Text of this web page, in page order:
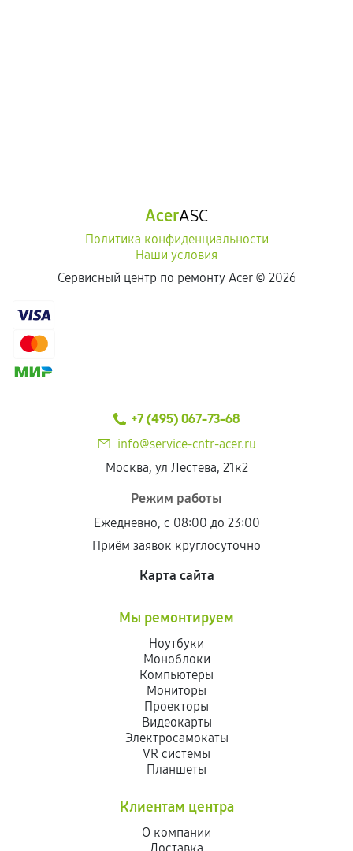
AcerASC
Политика конфиденциальности
Наши условия
Сервисный центр по ремонту Acer © 2026
+7 (495) 067-73-68
info@service-cntr-acer.ru
Москва, ул Лестева, 21к2
Режим работы
Ежедневно, с 08:00 до 23:00
Приём заявок круглосуточно
Карта сайта
Мы ремонтируем
Ноутбуки
Моноблоки
Компьютеры
Мониторы
Проекторы
Видеокарты
Электросамокаты
VR системы
Планшеты
Клиентам центра
О компании